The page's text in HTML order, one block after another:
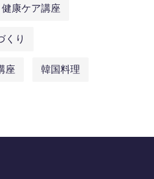
健康ケア講座
くり
座 韓国料理